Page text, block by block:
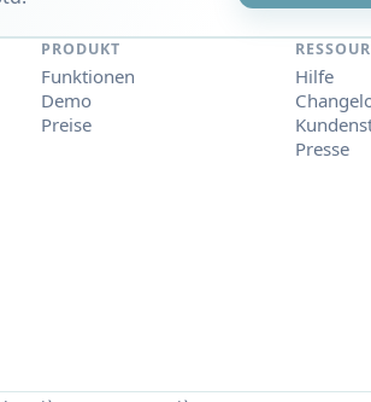
PRODUKT
Funktionen
Demo
Preise
Hilfe
Presse